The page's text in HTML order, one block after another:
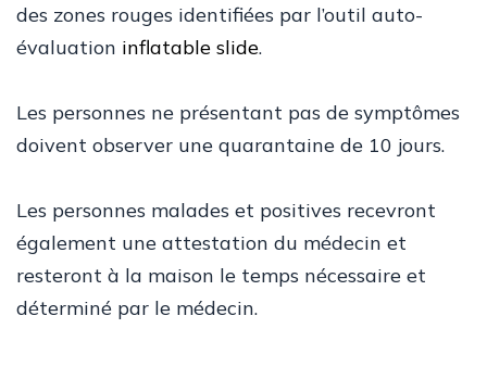
des zones rouges identifiées par l’outil auto-
évaluation inflatable slide.
Les personnes ne présentant pas de symptômes
doivent observer une quarantaine de 10 jours.
Les personnes malades et positives recevront
également une attestation du médecin et
resteront à la maison le temps nécessaire et
déterminé par le médecin.